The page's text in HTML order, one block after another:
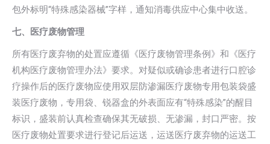
包外标明“特殊感染器械”字样，通知消毒供应中心集中收送。
七、医疗废物管理
所有医疗废弃物的处置应遵循《医疗废物管理条例》和《医疗
机构医疗废物管理办法》要求。对疑似或确诊患者进行口腔诊
疗操作后的医疗废物应使用双层防渗漏医疗废物专用包装袋盛
装医疗废物，专用袋、锐器盒的外表面应有“特殊感染”的醒目
标识，盛装前认真检查确保其无破损、无渗漏，封口严密。按
医疗废物处置要求进行登记后运送，运送医疗废弃物的运送工